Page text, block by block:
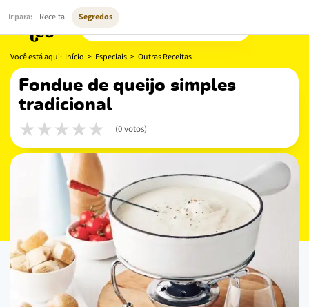
Você está aqui: Início > Especiais > Outras Receitas
fondue de queijo simples
tradicional
(0 votos)
Ir para: Receita Segredos